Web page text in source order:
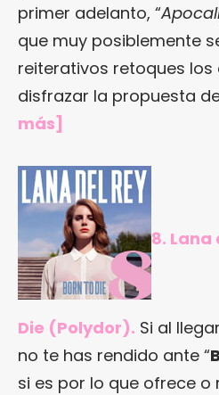
primer adelanto, “
que muy posiblemente
reiterativos retoques
disfrazar la propuesta
más]
8. Lana
Die (Polydor). Si al
no te has rendido ante “
si es por lo que ofrece o